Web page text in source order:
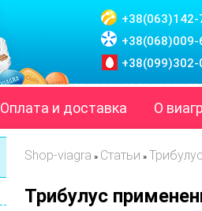
+38(063)142-
+38(068)009-
+38(099)302-
Оплата и доставка О
Shop-viagra » Статьи »
Трибулус